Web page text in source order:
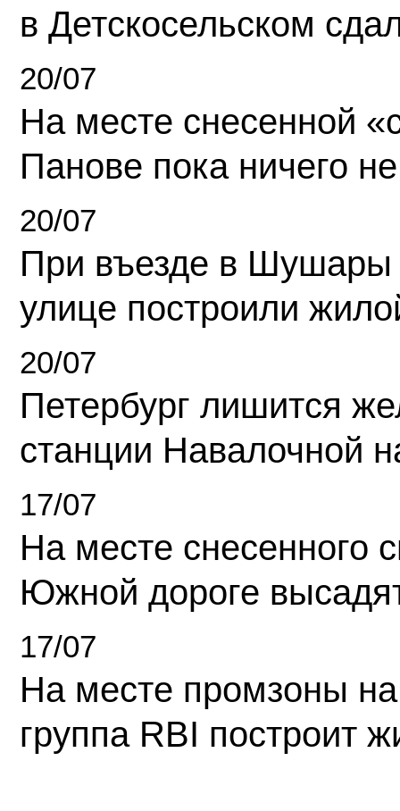
в Детскосельском
20/07
На месте снесенной
Панове пока ничего
20/07
При въезде в Шушары
улице построили
20/07
Петербург лишится
станции Навалочной
17/07
На месте снесенного
Южной дороге
17/07
На месте промзоны
группа RBI построит